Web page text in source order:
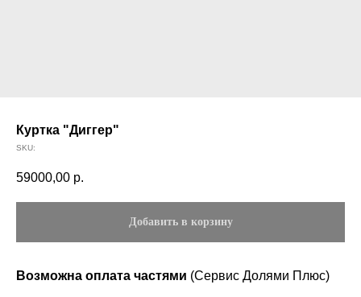
Куртка "Диггер"
SKU:
59000,00 р.
Добавить в корзину
Возможна оплата частями (Сервис Долями Плюс)